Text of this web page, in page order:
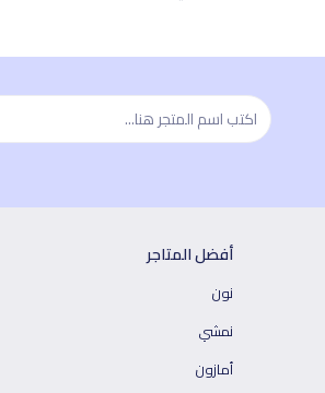
أفضل المتاجر
نون
نمشي
أمازون